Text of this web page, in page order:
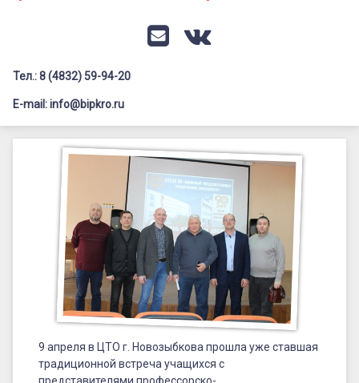
Профилактика дистанционных преступлений
Флагманы образования
Педагог-психолог
Иные конкурсы
E-mailVK
Заголовок сайта → второстепенный
Тел.: 8 (4832) 59-94-20
E-mail: info@bipkro.ru
Интересная
встреча
9 апреля в ЦТО г. Новозыбкова прошла уже ставшая
традиционной встреча учащихся с
представителями профессорско-